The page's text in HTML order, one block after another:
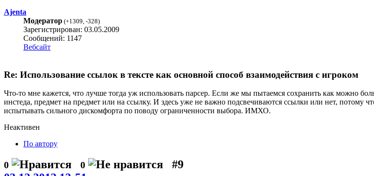
Ajenta
Модератор (+1309 -328)
Зарегистрирован: 03.05.2009
Сообщений: 1147
Вебсайт
Re: Использование ссылок в тексте как основной способ взаимодействия с игроком
Что-то мне кажется, что лучше тогда уж использовать парсер. Если же мы пытаемся сохранить как можно
инстеда, предмет на предмет или на ссылку. И здесь уже не важно подсвечиваются ссылки или нет, потому
испытывать сильного дискомфорта по поводу ограниченности выбора. ИМХО.
Неактивен
По автору
0 0
#9